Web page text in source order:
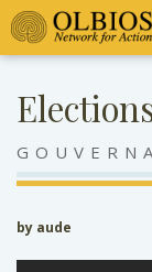
by aude